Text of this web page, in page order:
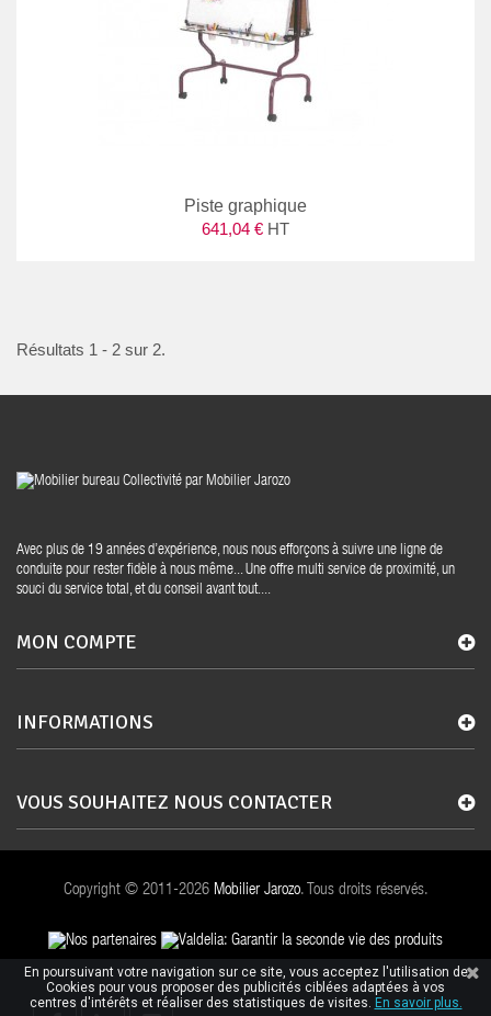
Piste graphique
641,04 € HT
Résultats 1 - 2 sur 2.
Avec plus de 19 années d’expérience, nous nous efforçons à suivre une ligne de
conduite pour rester fidèle à nous même... Une offre multi service de proximité, un
souci du service total, et du conseil avant tout....
MON COMPTE
INFORMATIONS
VOUS SOUHAITEZ NOUS CONTACTER
Copyright © 2011-2026 Mobilier Jarozo. Tous droits réservés.
En poursuivant votre navigation sur ce site, vous acceptez l'utilisation de
Cookies pour vous proposer des publicités ciblées adaptées à vos
centres d'intérêts et réaliser des statistiques de visites. En savoir plus.